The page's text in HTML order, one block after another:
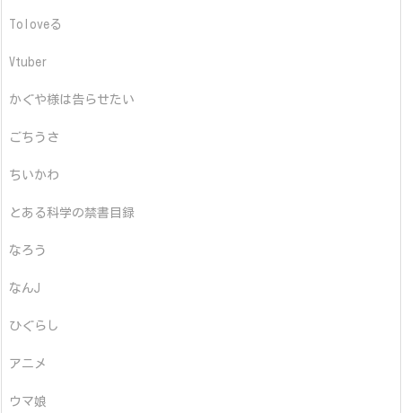
Toloveる
Vtuber
かぐや様は告らせたい
ごちうさ
ちいかわ
とある科学の禁書目録
なろう
なんJ
ひぐらし
アニメ
ウマ娘